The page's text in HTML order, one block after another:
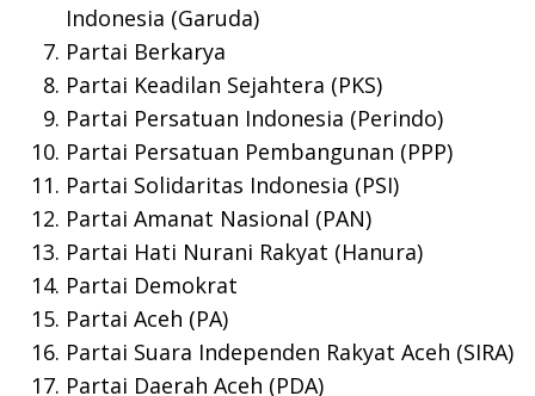
Indonesia (Garuda)
Partai Berkarya
Partai Keadilan Sejahtera (PKS)
Partai Persatuan Indonesia (Perindo)
Partai Persatuan Pembangunan (PPP)
Partai Solidaritas Indonesia (PSI)
Partai Amanat Nasional (PAN)
Partai Hati Nurani Rakyat (Hanura)
Partai Demokrat
Partai Aceh (PA)
Partai Suara Independen Rakyat Aceh (SIRA)
Partai Daerah Aceh (PDA)